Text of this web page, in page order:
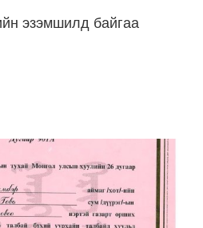
эзэмшилд байгаа